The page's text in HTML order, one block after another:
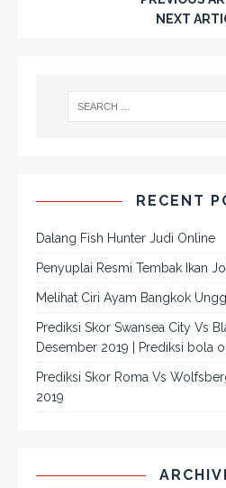
NEXT
RECENT
Dalang Fish Hunter Judi Online
Penyuplai Resmi Tembak Ikan
Melihat Ciri Ayam Bangkok
Prediksi Skor Swansea City Vs
Desember 2019 | Prediksi bola
Prediksi Skor Roma Vs
2019